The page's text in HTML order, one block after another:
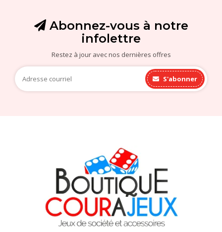
Abonnez-vous à notre
infolettre
Restez à jour avec nos dernières offres
S'abonner